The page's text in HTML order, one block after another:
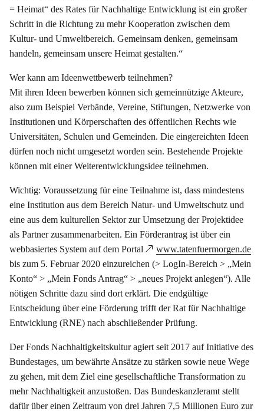
= Heimat“ des Rates für Nachhaltige Entwicklung ist ein großer
Schritt in die Richtung zu mehr Kooperation zwischen dem
Kultur- und Umweltbereich. Gemeinsam denken, gemeinsam
handeln, gemeinsam unsere Heimat gestalten.“
Wer kann am Ideenwettbewerb teilnehmen?
Mit ihren Ideen bewerben können sich gemeinnützige Akteure,
also zum Beispiel Verbände, Vereine, Stiftungen, Netzwerke von
Institutionen und Körperschaften des öffentlichen Rechts wie
Universitäten, Schulen und Gemeinden. Die eingereichten Ideen
dürfen noch nicht umgesetzt worden sein. Bestehende Projekte
können mit einer Weiterentwicklungsidee teilnehmen.
Wichtig: Voraussetzung für eine Teilnahme ist, dass mindestens
eine Institution aus dem Bereich Natur- und Umweltschutz und
eine aus dem kulturellen Sektor zur Umsetzung der Projektidee
als Partner zusammenarbeiten. Ein Förderantrag ist über ein
webbasiertes System auf dem Portal
www.tatenfuermorgen.de
bis zum 5. Februar 2020 einzureichen (> LogIn-Bereich > „Mein
Konto“ > „Mein Fonds Antrag“ > „neues Projekt anlegen“). Alle
nötigen Schritte dazu sind dort erklärt. Die endgültige
Entscheidung über eine Förderung trifft der Rat für Nachhaltige
Entwicklung (RNE) nach abschließender Prüfung.
Der Fonds Nachhaltigkeitskultur agiert seit 2017 auf Initiative des
Bundestages, um bewährte Ansätze zu stärken sowie neue Wege
zu gehen, mit dem Ziel eine gesellschaftliche Transformation zu
mehr Nachhaltigkeit anzustoßen. Das Bundeskanzleramt stellt
dafür über einen Zeitraum von drei Jahren 7,5 Millionen Euro zur